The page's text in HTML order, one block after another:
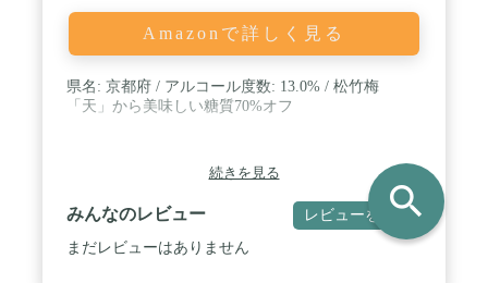
Amazonで詳しく見る
県名: 京都府 / アルコール度数: 13.0% / 松竹梅
「天」から美味しい糖質70%オフ
続きを見る
みんなのレビュー レビューを書く
まだレビューはありません
search